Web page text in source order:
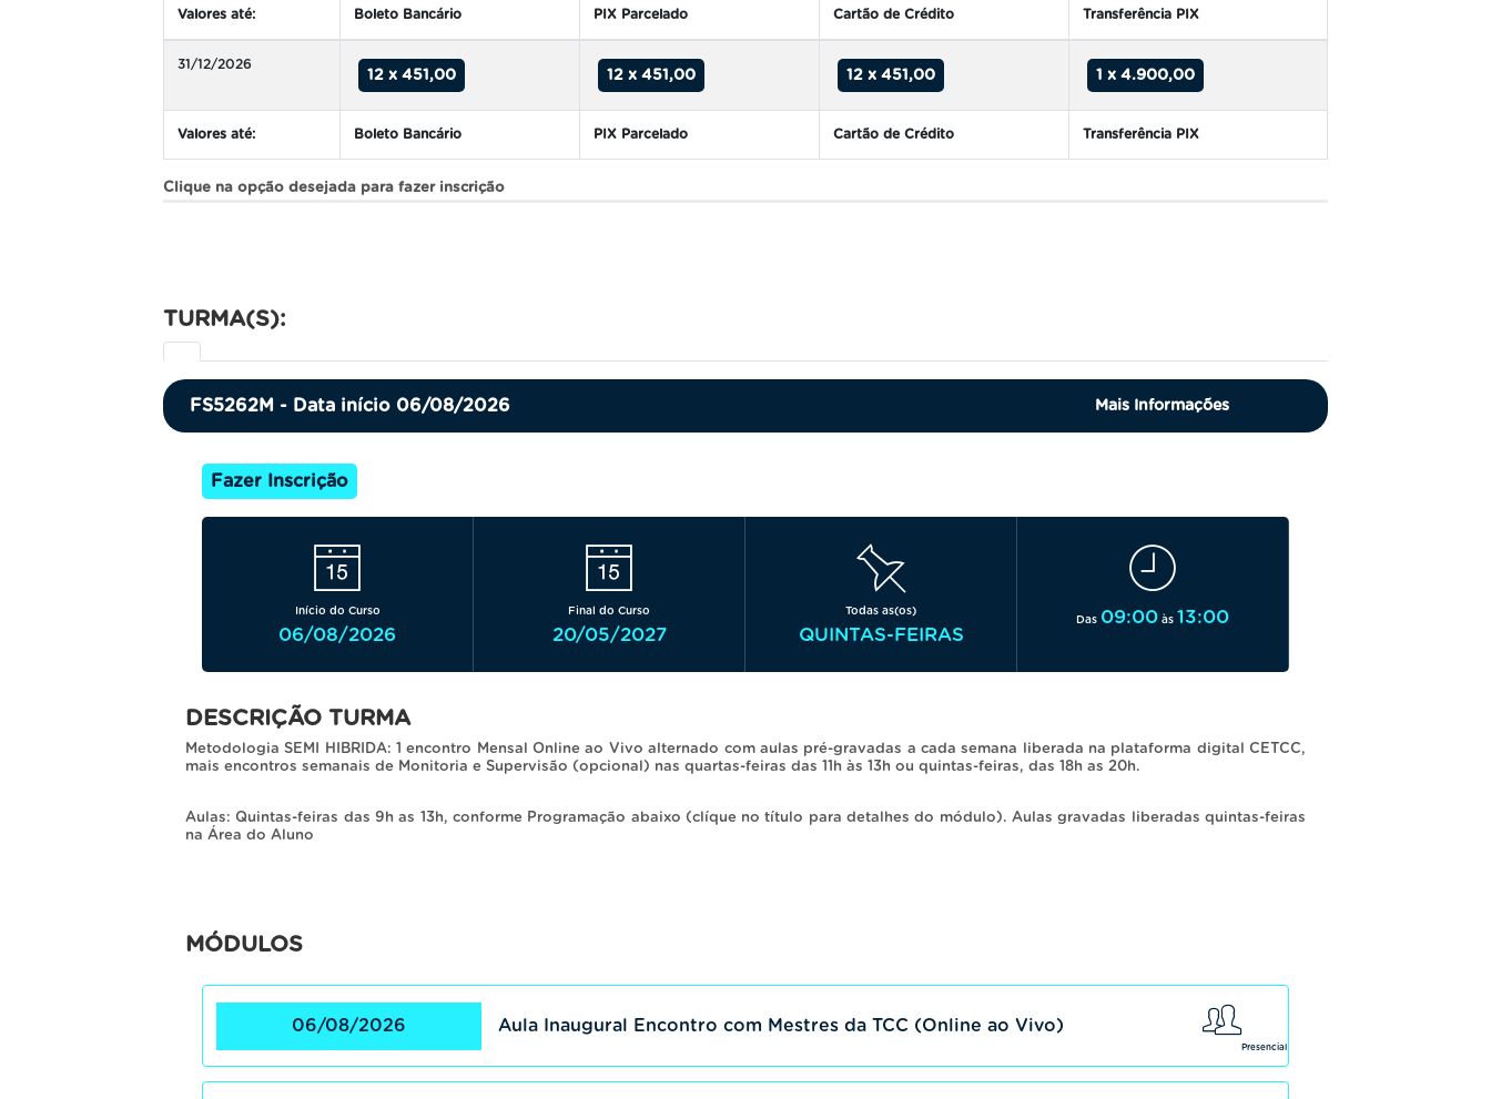
Valores até: Boleto Bancário PIX Parcelado Cartão de Crédito Transferência PIX
31/12/2026
12 x 451,00 12 x 451,00 12 x 451,00 1 x 4.900,00
Valores até: Boleto Bancário PIX Parcelado Cartão de Crédito Transferência PIX
Clique na opção desejada para fazer inscrição
TURMA(S):
FS5262M - Data início 06/08/2026 Mais Informações
Fazer Inscrição
Início do Curso
06/08/2026
Final do Curso
20/05/2027
Todas as(os)
QUINTAS-FEIRAS
Das 09:00 às 13:00
DESCRIÇÃO TURMA
Metodologia SEMI HIBRIDA: 1 encontro Mensal Online ao Vivo alternado com aulas pré-gravadas a cada semana liberada na plataforma digital CETCC,
mais encontros semanais de Monitoria e Supervisão (opcional) nas quartas-feiras das 11h às 13h ou quintas-feiras, das 18h as 20h.
Aulas: Quintas-feiras das 9h as 13h, conforme Programação abaixo (clíque no título para detalhes do módulo). Aulas gravadas liberadas quintas-feiras
na Área do Aluno
MÓDULOS
06/08/2026 Aula Inaugural Encontro com Mestres da TCC (Online ao Vivo)
Presencial